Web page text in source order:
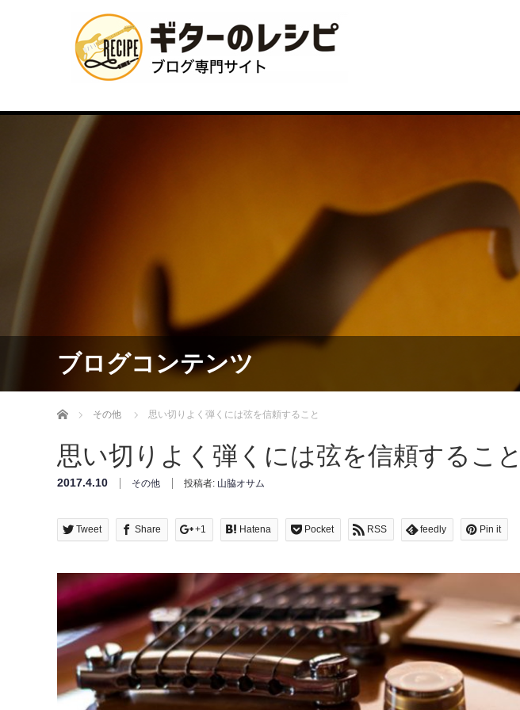
ブログコンテンツ
Home その他 思い切りよく弾くには弦を信頼すること
思い切りよく弾くには弦を信頼すること
2017.4.10 その他 投稿者: 山脇オサム
Tweet Share +1 Hatena Pocket RSS feedly Pin it